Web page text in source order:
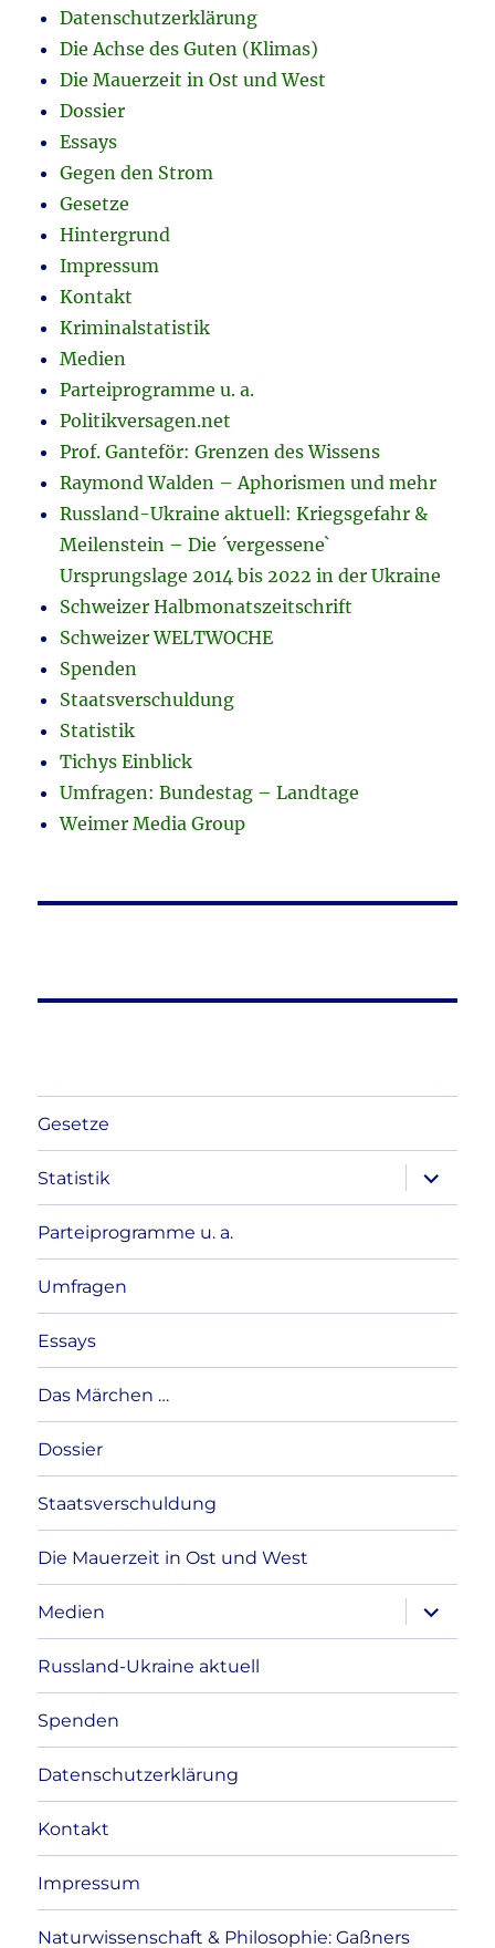
Datenschutzerklärung
Die Achse des Guten (Klimas)
Die Mauerzeit in Ost und West
Dossier
Essays
Gegen den Strom
Gesetze
Hintergrund
Impressum
Kontakt
Kriminalstatistik
Medien
Parteiprogramme u. a.
Politikversagen.net
Prof. Ganteför: Grenzen des Wissens
Raymond Walden – Aphorismen und mehr
Russland-Ukraine aktuell: Kriegsgefahr &
Meilenstein – Die ´vergessene`
Ursprungslage 2014 bis 2022 in der Ukraine
Schweizer Halbmonatszeitschrift
Schweizer WELTWOCHE
Spenden
Staatsverschuldung
Statistik
Tichys Einblick
Umfragen: Bundestag – Landtage
Weimer Media Group
Gesetze
Statistik
anzeigen
Parteiprogramme u. a.
Umfragen
Essays
Das Märchen …
Dossier
Staatsverschuldung
Die Mauerzeit in Ost und West
Medien
anzeigen
Russland-Ukraine aktuell
Spenden
Datenschutzerklärung
Kontakt
Impressum
Naturwissenschaft & Philosophie: Gaßners